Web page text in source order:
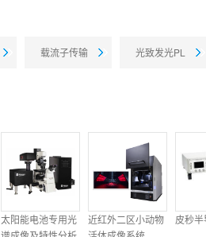
载流子传输 光致发光PL
太阳能电池专用光
近红外二区小动物
皮秒